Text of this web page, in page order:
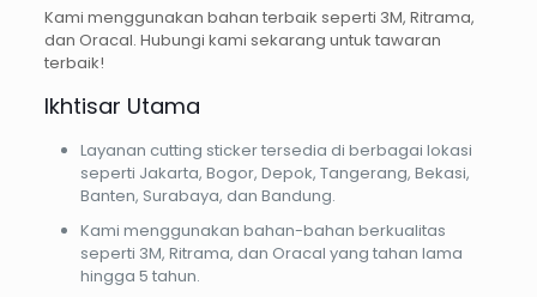
Kami menggunakan bahan terbaik seperti 3M, Ritrama,
dan Oracal. Hubungi kami sekarang untuk tawaran
terbaik!
Ikhtisar Utama
Layanan cutting sticker tersedia di berbagai lokasi
seperti Jakarta, Bogor, Depok, Tangerang, Bekasi,
Banten, Surabaya, dan Bandung.
Kami menggunakan bahan-bahan berkualitas
seperti 3M, Ritrama, dan Oracal yang tahan lama
hingga 5 tahun.